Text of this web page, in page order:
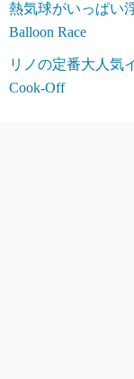
熱気球がいっぱい
Balloon Race
リノの定番大人気
Cook-Off